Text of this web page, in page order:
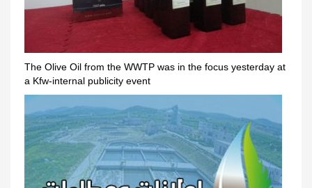
The Olive Oil from the WWTP was in the focus yesterday at
a Kfw-internal publicity event